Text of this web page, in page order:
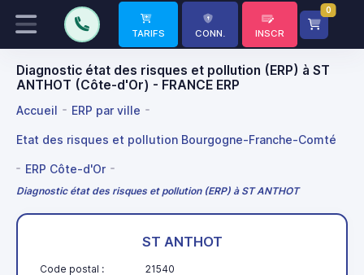
TARIFS CONN. INSCR
0
Diagnostic état des risques et pollution (ERP) à ST
ANTHOT (Côte-d'Or) - FRANCE ERP
Accueil ERP par ville
Etat des risques et pollution Bourgogne-Franche-Comté
ERP Côte-d'Or
Diagnostic état des risques et pollution (ERP) à ST ANTHOT
ST ANTHOT
Code postal : 21540